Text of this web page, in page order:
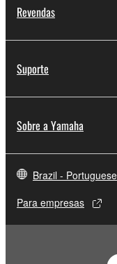
Revendas
Suporte
Sobre a Yamaha
Brazil - Portuguese
Para empresas